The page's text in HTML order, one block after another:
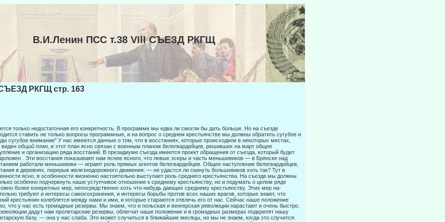
В.И.Ленин ПСС т.38 VIII СЪЕЗД РКГЩ
РКГЩ стр. 163
только недостаточная его конкретность. В программе мы едва ли смогли бы дать больше. Но на съезде
ставить не только вопросы программные, и на вопрос о среднем крестьянстве мы должны обратить сугубое и
сугубое внима­ние" У нас имеются данные о том, что в восстаниях, которые происходили в некоторых местах,
виден общий план, и этот план ясно связан с военным планом белогвар­дейцев, решивших на март общее
и организацию ряда восстаний. В прези­диуме съезда имеется проект обращения от съезда, который будет
. Эти восстания показывают нам яснее ясного, что левые эсеры и часть меньшевиков — в Брянске над
работали меньшевики — играют роль прямых агентов бело­гвардейцев. Общее наступление белогвардейцев,
в деревнях, перерыв желез­нодорожного движения: — не удастся ли скинуть большевиков хоть так? Тут в
ясно, в особенности жизненно настоятельно выступает роль среднего крестьян­ства. На съезде мы должны
особенно подчеркнуть наше уступчивое отноше­ние к среднему крестьянству, но и подумать о целом ряде
более конкретных мер, непосредственно хоть что-нибудь дающих среднему крестьянству. Этих мер на­
требуют и интересы самосохранения, и интересы борьбы против всех на­ших врагов, которые знают, что
крестьянин колеблется между нами и ими, и которые стараются отвлечь его от нас. Сейчас наше положение
что у нас есть громадные резервы. Мы знаем, что и польская и венгерская революции нарастают и очень быстро.
дадут нам пролетарские резервы, облегчат наше положе­ние и в громадных размерах подкрепят нашу
базу, — она у нас слаба. Это может случиться в ближайшие месяцы, но мы не знаем, когда это случится.